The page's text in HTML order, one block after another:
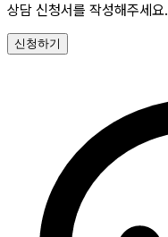
상담 신청서를 작성해주세요.
신청하기